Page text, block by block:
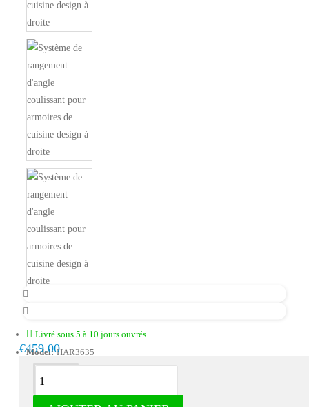
Livré sous 5 à 10 jours ouvrés
Model: HAR3635
€459.00
Description